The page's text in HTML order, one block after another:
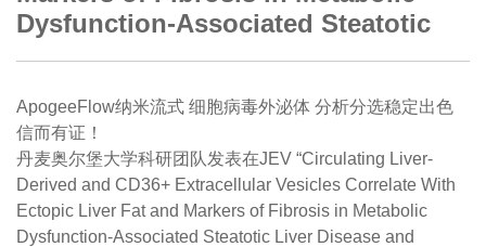
Dysfunction-Associated Steatotic
ApogeeFlow纳米流式 细胞病毒外泌体 分析分选稳定出色
信而有证！
丹麦奥尔堡大学科研团队发表在JEV “Circulating Liver-
Derived and CD36+ Extracellular Vesicles Correlate With
Ectopic Liver Fat and Markers of Fibrosis in Metabolic
Dysfunction-Associated Steatotic Liver Disease and